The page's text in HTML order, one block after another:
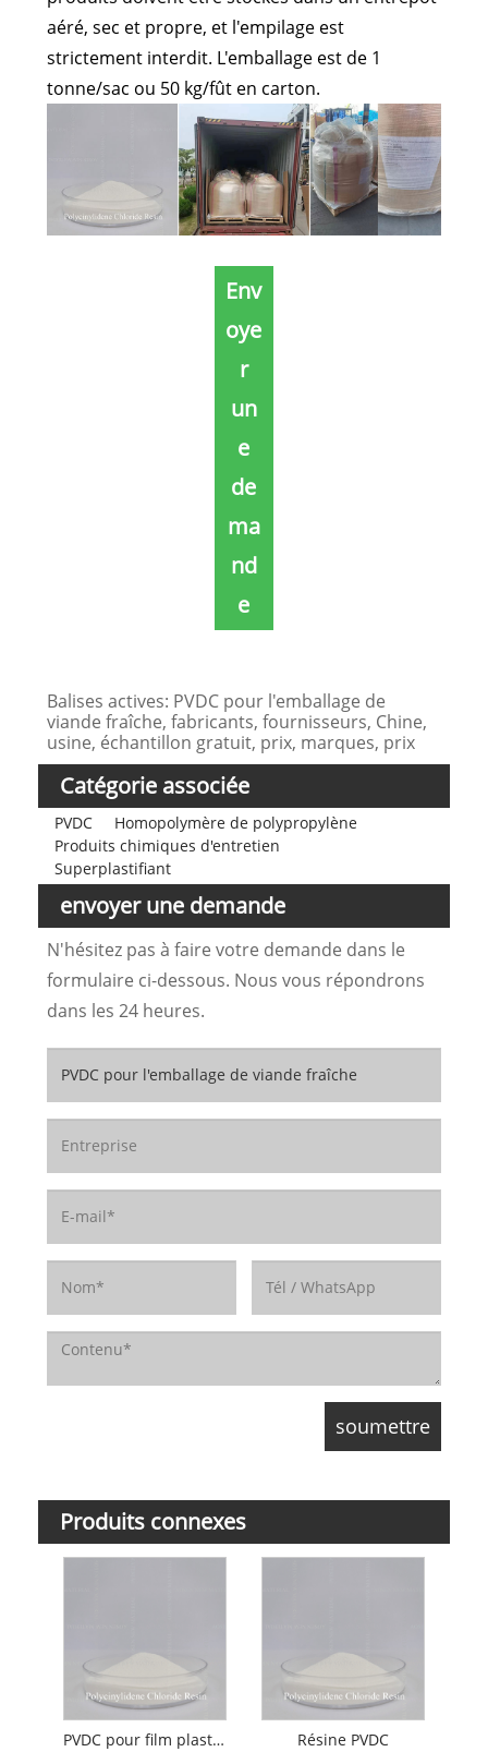
aéré, sec et propre, et l'empilage est
strictement interdit. L'emballage est de 1
tonne/sac ou 50 kg/fût en carton.
Env
oye
r
un
e
de
ma
nd
e
Balises actives: PVDC pour l'emballage de
viande fraîche, fabricants, fournisseurs, Chine,
usine, échantillon gratuit, prix, marques, prix
Catégorie associée
PVDC
Homopolymère de polypropylène
Produits chimiques d'entretien
Superplastifiant
envoyer une demande
N'hésitez pas à faire votre demande dans le
formulaire ci-dessous. Nous vous répondrons
dans les 24 heures.
Produits connexes
PVDC pour film plastique Résine PVDC